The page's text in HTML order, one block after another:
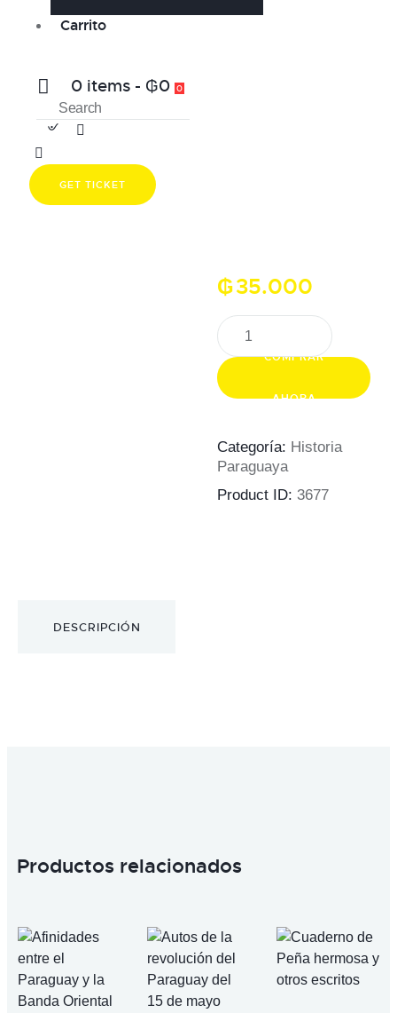
Carrito
0 items - ₲0 0
GET TICKET
₲35.000
Nuestro
mundo
entre
la
el
cielo:
Biblioteca
COMPRAR
AHORA
Categoría: Historia
Paraguaya
Product ID: 3677
DESCRIPCIÓN
Productos relacionados